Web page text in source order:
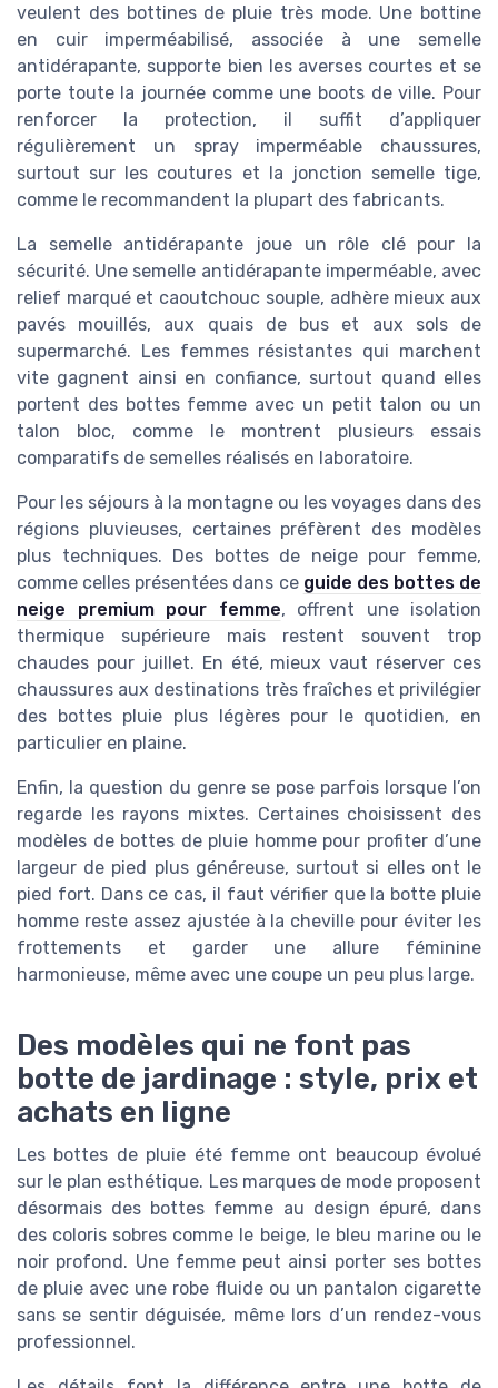
veulent des bottines de pluie très mode. Une bottine
en cuir imperméabilisé, associée à une semelle
antidérapante, supporte bien les averses courtes et se
porte toute la journée comme une boots de ville. Pour
renforcer la protection, il suffit d’appliquer
régulièrement un spray imperméable chaussures,
surtout sur les coutures et la jonction semelle tige,
comme le recommandent la plupart des fabricants.
La semelle antidérapante joue un rôle clé pour la
sécurité. Une semelle antidérapante imperméable, avec
relief marqué et caoutchouc souple, adhère mieux aux
pavés mouillés, aux quais de bus et aux sols de
supermarché. Les femmes résistantes qui marchent
vite gagnent ainsi en confiance, surtout quand elles
portent des bottes femme avec un petit talon ou un
talon bloc, comme le montrent plusieurs essais
comparatifs de semelles réalisés en laboratoire.
Pour les séjours à la montagne ou les voyages dans des
régions pluvieuses, certaines préfèrent des modèles
plus techniques. Des bottes de neige pour femme,
comme celles présentées dans ce guide des bottes de
neige premium pour femme, offrent une isolation
thermique supérieure mais restent souvent trop
chaudes pour juillet. En été, mieux vaut réserver ces
chaussures aux destinations très fraîches et privilégier
des bottes pluie plus légères pour le quotidien, en
particulier en plaine.
Enfin, la question du genre se pose parfois lorsque l’on
regarde les rayons mixtes. Certaines choisissent des
modèles de bottes de pluie homme pour profiter d’une
largeur de pied plus généreuse, surtout si elles ont le
pied fort. Dans ce cas, il faut vérifier que la botte pluie
homme reste assez ajustée à la cheville pour éviter les
frottements et garder une allure féminine
harmonieuse, même avec une coupe un peu plus large.
Des modèles qui ne font pas
botte de jardinage : style, prix et
achats en ligne
Les bottes de pluie été femme ont beaucoup évolué
sur le plan esthétique. Les marques de mode proposent
désormais des bottes femme au design épuré, dans
des coloris sobres comme le beige, le bleu marine ou le
noir profond. Une femme peut ainsi porter ses bottes
de pluie avec une robe fluide ou un pantalon cigarette
sans se sentir déguisée, même lors d’un rendez-vous
professionnel.